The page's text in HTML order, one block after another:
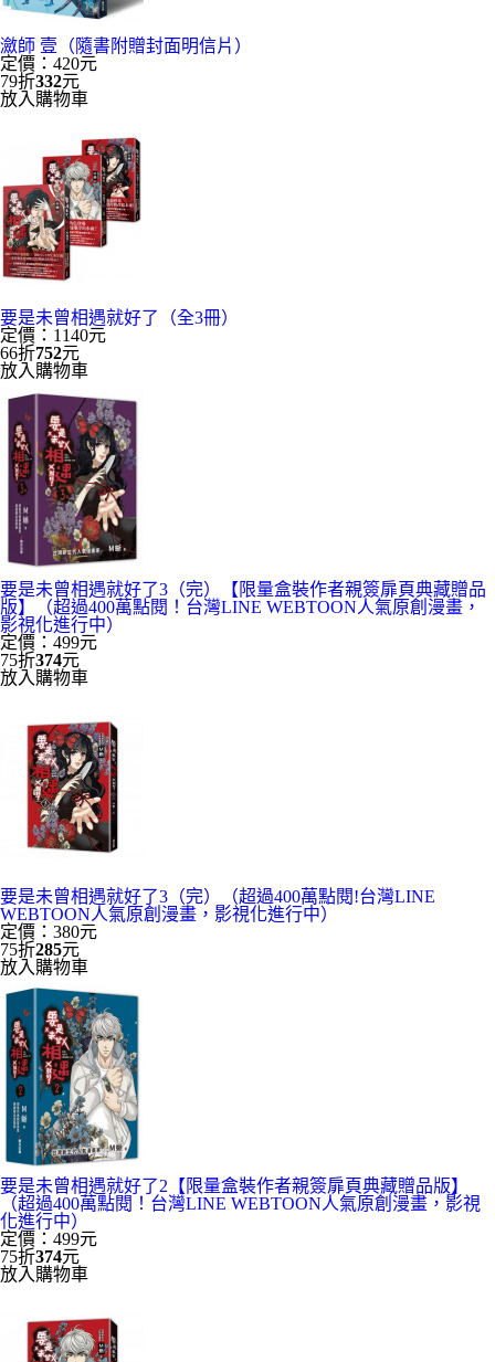
瀲師 壹（隨書附贈封面明信片）
定價：420元
79折332元
放入購物車
要是未曾相遇就好了（全3冊）
定價：1140元
66折752元
放入購物車
要是未曾相遇就好了3（完）【限量盒裝作者親簽扉頁典藏贈品
版】（超過400萬點閱！台灣LINE WEBTOON人氣原創漫畫，
影視化進行中）
定價：499元
75折374元
放入購物車
要是未曾相遇就好了3（完）（超過400萬點閱!台灣LINE
WEBTOON人氣原創漫畫，影視化進行中）
定價：380元
75折285元
放入購物車
要是未曾相遇就好了2【限量盒裝作者親簽扉頁典藏贈品版】
（超過400萬點閱！台灣LINE WEBTOON人氣原創漫畫，影視
化進行中）
定價：499元
75折374元
放入購物車